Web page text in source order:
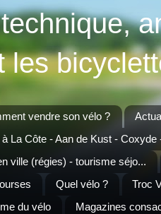
les
vendre son vélo ?
La Côte - Aan de Kust - Coxyde
ville (régies) - tourisme séjo...
Quel vélo ?
Troc
du vélo
Magazines